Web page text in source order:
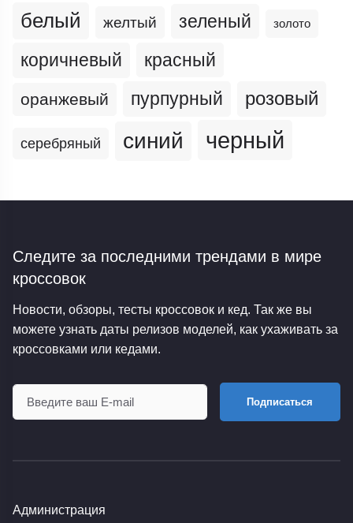
белый желтый зеленый золото
коричневый красный
оранжевый пурпурный розовый
серебряный синий черный
Следите за последними трендами в мире
кроссовок
Новости, обзоры, тесты кроссовок и кед. Так же вы
можете узнать даты релизов моделей, как ухаживать за
кроссовками или кедами.
Подписаться
Администрация